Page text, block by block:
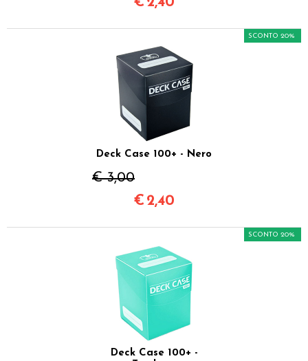
Deck Case 100+ - Nero
€ 3,00
SCONTO 20%
€ 2,40
Deck Case 100+ -
SCONTO 20%